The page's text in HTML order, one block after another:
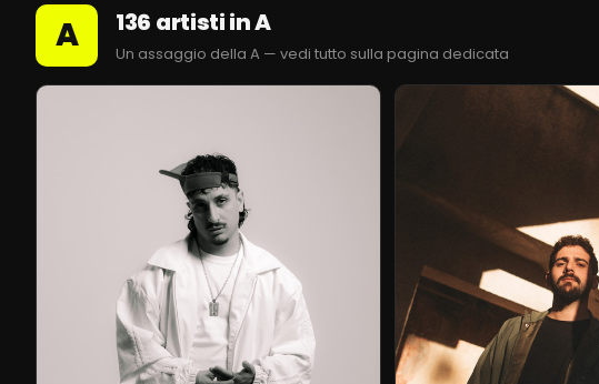
A 136 artisti in A
Un assaggio della A — vedi tutto sulla pagina dedicata